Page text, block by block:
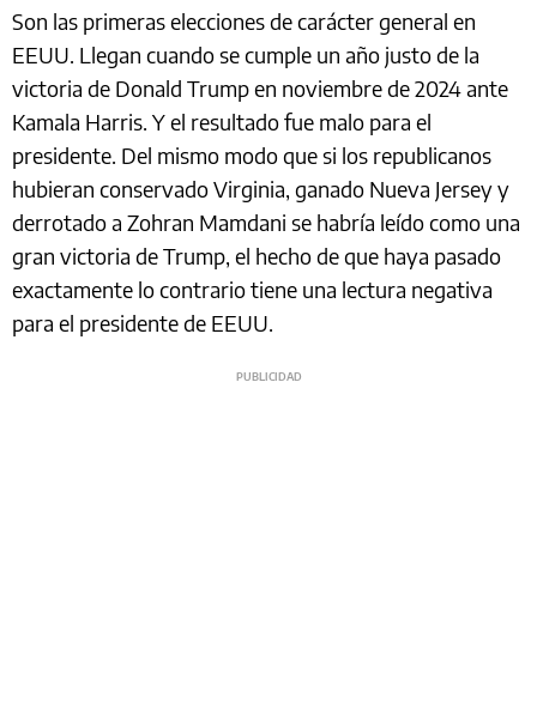
Son las primeras elecciones de carácter general en
EEUU. Llegan cuando se cumple un año justo de la
victoria de Donald Trump en noviembre de 2024 ante
Kamala Harris. Y el resultado fue malo para el
presidente. Del mismo modo que si los republicanos
hubieran conservado Virginia, ganado Nueva Jersey y
derrotado a Zohran Mamdani se habría leído como una
gran victoria de Trump, el hecho de que haya pasado
exactamente lo contrario tiene una lectura negativa
para el presidente de EEUU.